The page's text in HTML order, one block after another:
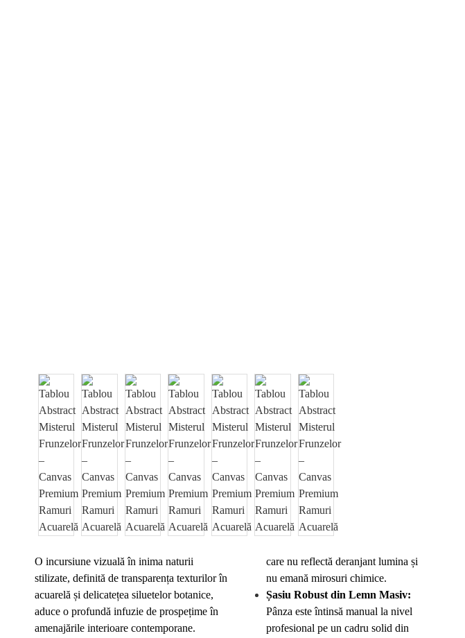
O incursiune vizuală în inima naturii
stilizate, definită de transparența texturilor în
acuarelă și delicatețea siluetelor botanice,
aduce o profundă infuzie de prospețime în
amenajările interioare contemporane.
care nu reflectă deranjant lumina și
nu emană mirosuri chimice.
Șasiu Robust din Lemn Masiv:
Pânza este întinsă manual la nivel
profesional pe un cadru solid din